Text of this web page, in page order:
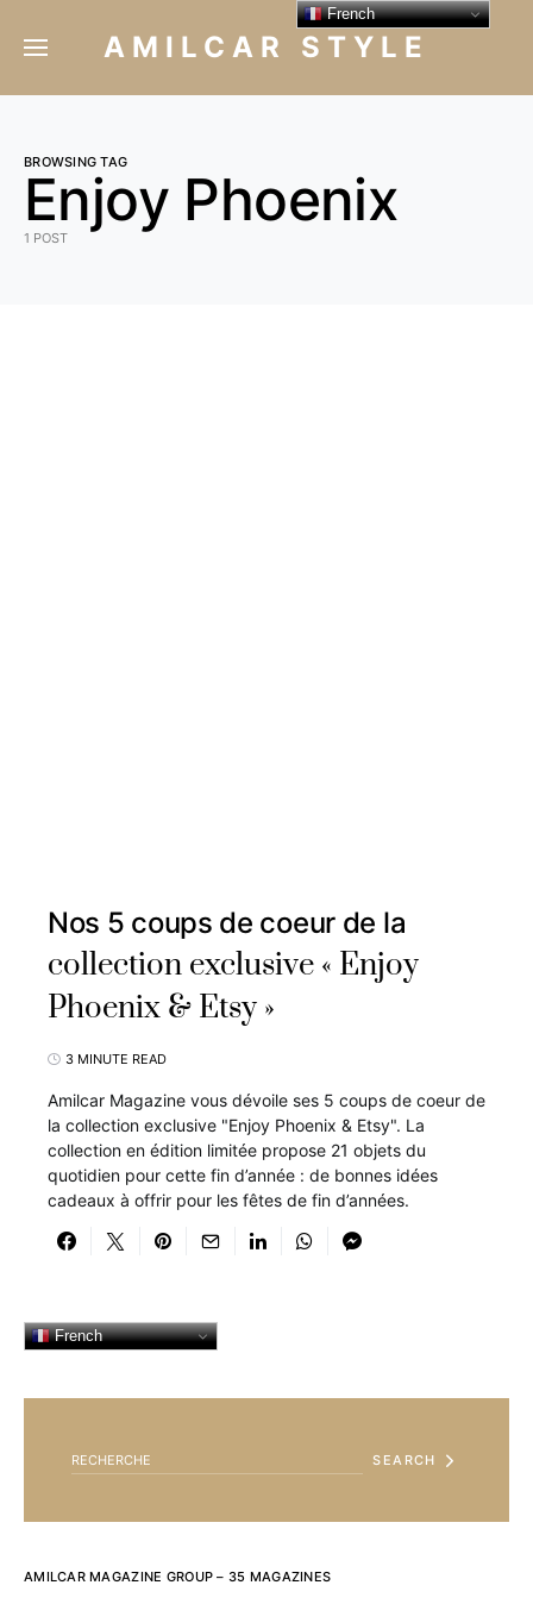
AMILCAR STYLE
BROWSING TAG
Enjoy Phoenix
1 POST
Nos 5 coups de coeur de la
collection exclusive « Enjoy
Phoenix & Etsy »
3 MINUTE READ
Amilcar Magazine vous dévoile ses 5 coups de coeur de
la collection exclusive "Enjoy Phoenix & Etsy". La
collection en édition limitée propose 21 objets du
quotidien pour cette fin d’année : de bonnes idées
cadeaux à offrir pour les fêtes de fin d’années.
French
SEARCH
AMILCAR MAGAZINE GROUP – 35 MAGAZINES
French